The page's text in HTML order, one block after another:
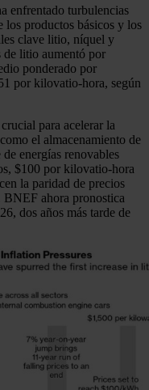
enfrentado turbulencias
los productos básicos y los
clave litio, níquel y
de litio aumentó por
ponderado por
por kilovatio-hora, según
para acelerar la
el almacenamiento de
energías renovables
$100 por kilovatio-hora
la paridad de precios
BNEF ahora pronostica
dos años más tarde de